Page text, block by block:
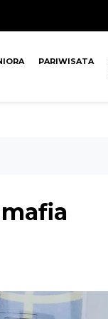
PARIWISATA